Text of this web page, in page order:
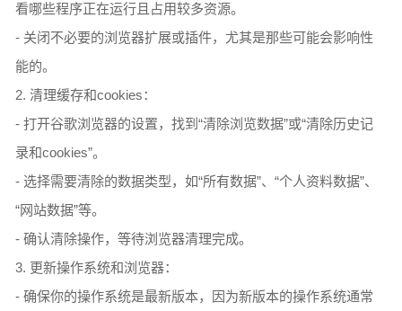
看哪些程序正在运行且占用较多资源。
- 关闭不必要的浏览器扩展或插件，尤其是那些可能会影响性
能的。
2. 清理缓存和cookies：
- 打开谷歌浏览器的设置，找到“清除浏览数据”或“清除历史记
录和cookies”。
- 选择需要清除的数据类型，如“所有数据”、“个人资料数据”、
“网站数据”等。
- 确认清除操作，等待浏览器清理完成。
3. 更新操作系统和浏览器：
- 确保你的操作系统是最新版本，因为新版本的操作系统通常